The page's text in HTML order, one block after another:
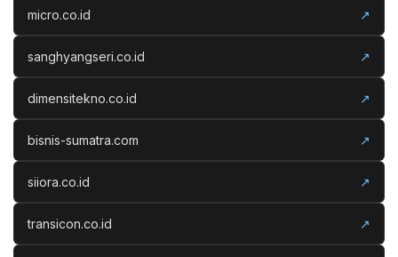
micro.co.id ↗
sanghyangseri.co.id ↗
dimensitekno.co.id ↗
bisnis-sumatra.com ↗
siiora.co.id ↗
transicon.co.id ↗